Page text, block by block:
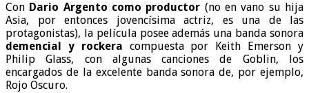
Con Dario Argento como productor (no en vano su hija
Asia, por entonces jovencísima actriz, es una de las
protagonistas), la película posee además una banda sonora
demencial y rockera compuesta por Keith Emerson y
Philip Glass, con algunas canciones de Goblin, los
encargados de la excelente banda sonora de, por ejemplo,
Rojo Oscuro.